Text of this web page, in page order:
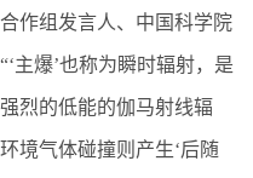
作组发言人、中国科学院
主爆’也称为瞬时辐射，是
烈的低能的伽马射线辐
境气体碰撞则产生‘后随